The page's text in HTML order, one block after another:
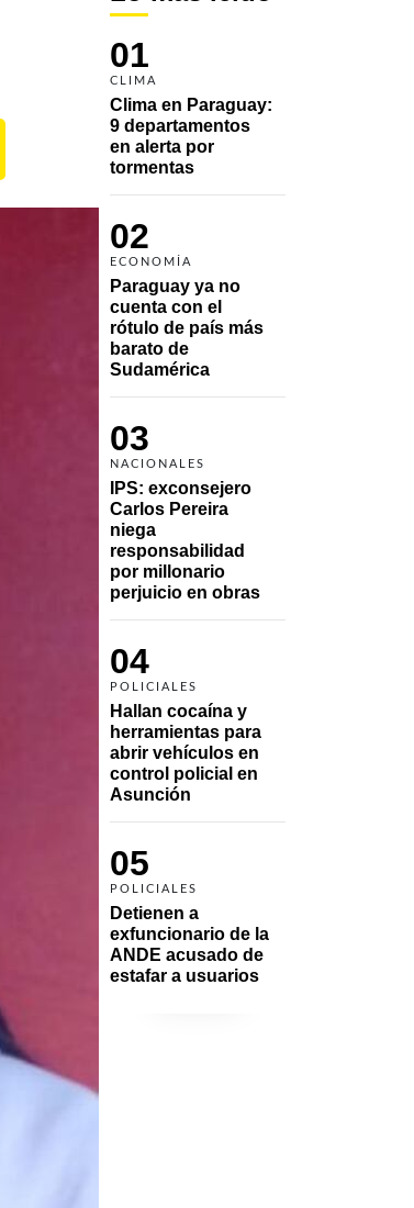
01
CLIMA
Clima en Paraguay:
9 departamentos
en alerta por
tormentas
02
ECONOMÍA
Paraguay ya no
cuenta con el
rótulo de país más
barato de
Sudamérica
03
NACIONALES
IPS: exconsejero
Carlos Pereira
niega
responsabilidad
por millonario
perjuicio en obras
04
POLICIALES
Hallan cocaína y
herramientas para
abrir vehículos en
control policial en
Asunción
05
POLICIALES
Detienen a
exfuncionario de la
ANDE acusado de
estafar a usuarios